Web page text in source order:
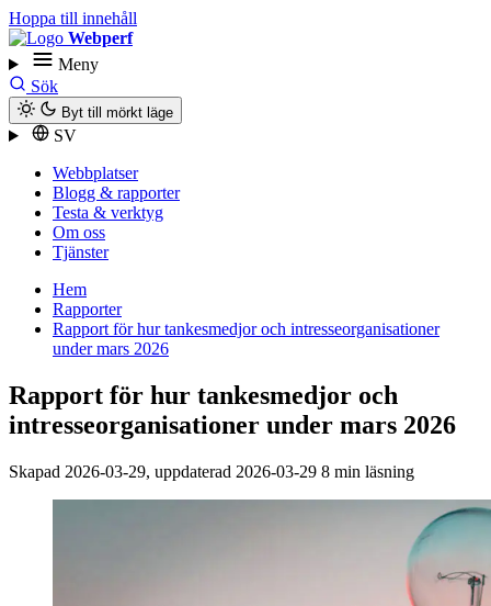
Hoppa till innehåll
Webperf
Meny
Sök
Byt till mörkt läge
SV
Webbplatser
Blogg & rapporter
Testa & verktyg
Om oss
Tjänster
Hem
Rapporter
Rapport för hur tankesmedjor och intresse­organisationer
under mars 2026
Rapport för hur tankesmedjor och
intresse­organisationer under mars 2026
Skapad 2026-03-29, uppdaterad 2026-03-29 8 min läsning